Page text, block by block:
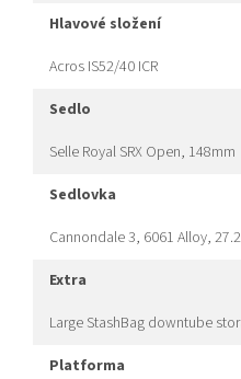
hlavové složení
Acros IS52/40 ICR
sedlo
Selle Royal SRX Open, 148mm
sedlovka
Cannondale 3, 6061 Alloy,
extra
Large StashBag downtube
platforma